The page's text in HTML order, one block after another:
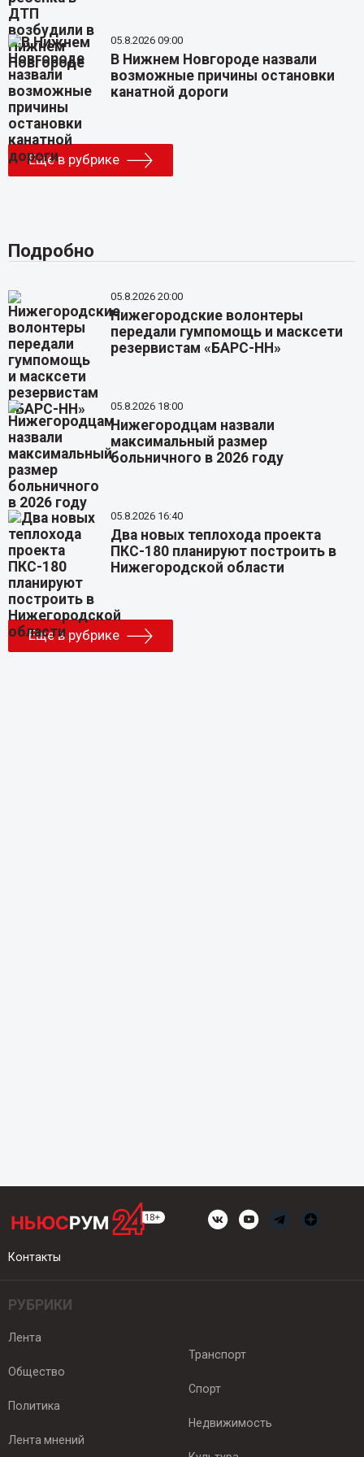
05.8.2026 09:00
В Нижнем Новгороде назвали
возможные причины остановки
канатной дороги
Еще в рубрике
Подробно
05.8.2026 20:00
Нижегородские волонтеры
передали гумпомощь и масксети
резервистам «БАРС-НН»
05.8.2026 18:00
Нижегородцам назвали
максимальный размер
больничного в 2026 году
05.8.2026 16:40
Два новых теплохода проекта
ПКС-180 планируют построить в
Нижегородской области
Еще в рубрике
Контакты
РУБРИКИ
Лента
Общество
Политика
Лента мнений
Транспорт
Спорт
Недвижимость